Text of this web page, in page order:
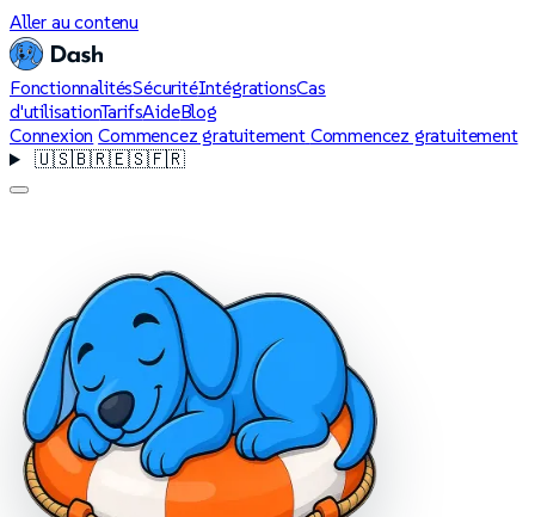
Aller au contenu
FonctionnalitésSécuritéIntégrationsCas
d'utilisationTarifsAideBlog
Connexion Commencez gratuitement Commencez gratuitement
🇺🇸 🇧🇷🇪🇸🇫🇷